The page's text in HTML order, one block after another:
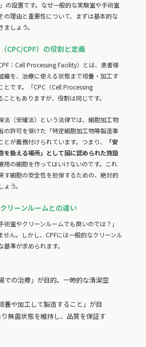
の設置です。なぜ一般的な実験室や手術室
の理由と重要性について、まずは基本的な
しょう。
CPC/CPF）の役割と定義
：Cell Processing Facility）とは、患者様
織を、治療に使える状態まで培養・加工す
とです。「CPC（Cell Processing
ともありますが、役割は同じです。
法（安確法）という法律では、細胞加工物
の許可を受けた「特定細胞加工物等製造事
が義務付けられています。つまり、
「安
を扱える場所」として国に認められた施設
用の細胞を作ってはいけないのです。これ
す細胞の安全性を担保するための、絶対的
う。
リーンルームとの違い
術室やクリーンルームでも良いのでは？」
せん。しかし、CPFには一般的なクリーンル
準が求められます。
での治療」が目的。一時的な清潔空
養や加工して製造すること」が目
無菌状態を維持し、品質を保証す